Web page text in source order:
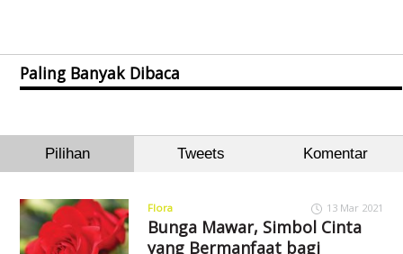
Paling Banyak Dibaca
Pilihan Tweets Komentar
Flora 13 Mar 2021
Bunga Mawar, Simbol Cinta
yang Bermanfaat bagi